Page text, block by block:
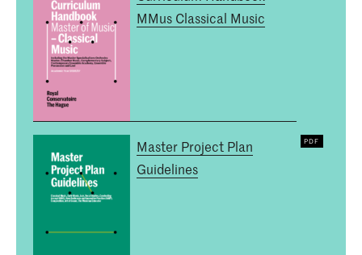
MMus Classical Music
Master Project Plan
Guidelines